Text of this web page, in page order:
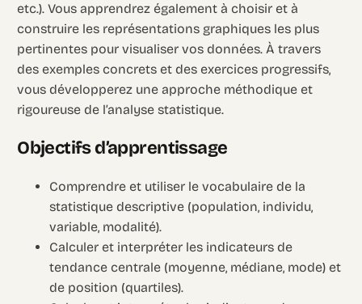
etc.). Vous apprendrez également à choisir et à
construire les représentations graphiques les plus
pertinentes pour visualiser vos données. À travers
des exemples concrets et des exercices progressifs,
vous développerez une approche méthodique et
rigoureuse de l’analyse statistique.
Objectifs d’apprentissage
Comprendre et utiliser le vocabulaire de la
statistique descriptive (population, individu,
variable, modalité).
Calculer et interpréter les indicateurs de
tendance centrale (moyenne, médiane, mode) et
de position (quartiles).